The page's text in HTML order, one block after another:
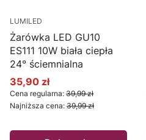
LUMILED
Żarówka LED GU10
ES111 10W biała ciepła
24° ściemnialna
Cena promocyjna
35,90 zł
Cena regularna: 39,99 zł
Najniższa cena: 39,99 zł